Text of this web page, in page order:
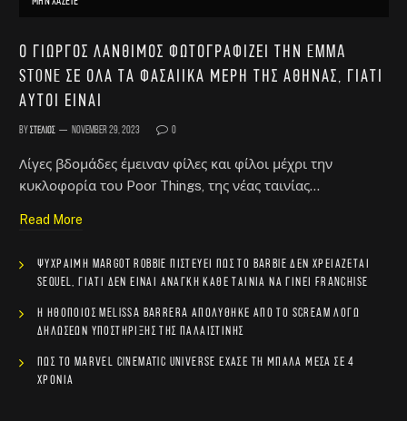
Ο Γιώργος Λάνθιμος φωτογραφίζει την Emma
Stone σε όλα τα φασαίικα μέρη της Αθήνας, γιατί
αυτοί είναι
ByΣτέλιος November 29, 2023 0
Λίγες βδομάδες έμειναν φίλες και φίλοι μέχρι την
κυκλοφορία του Poor Things, της νέας ταινίας…
Read More
Ψύχραιμη Margot Robbie πιστεύει πως το Barbie δεν χρειάζεται
sequel, γιατί δεν είναι ανάγκη κάθε ταινία να γίνει franchise
Η ηθοποιός Melissa Barrera απολύθηκε από το Scream λόγω
δηλώσεων υποστήριξης της Παλαιστίνης
Πώς το Marvel Cinematic Universe έχασε τη μπάλα μέσα σε 4
χρόνια